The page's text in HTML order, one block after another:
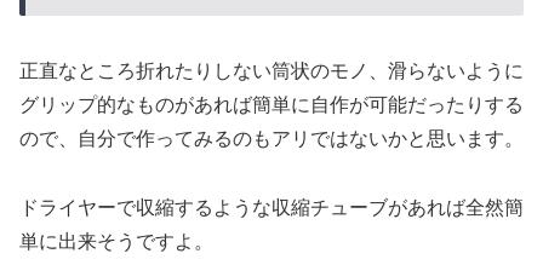
正直なところ折れたりしない筒状のモノ、滑らないように
グリップ的なものがあれば簡単に自作が可能だったりする
ので、自分で作ってみるのもアリではないかと思います。
ドライヤーで収縮するような収縮チューブがあれば全然簡
単に出来そうですよ。